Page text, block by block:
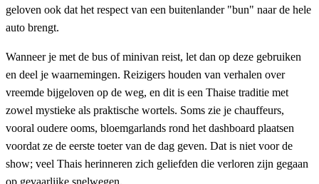
geloven ook dat het respect van een buitenlander "bun" naar de hele
auto brengt.
Wanneer je met de bus of minivan reist, let dan op deze gebruiken
en deel je waarnemingen. Reizigers houden van verhalen over
vreemde bijgeloven op de weg, en dit is een Thaise traditie met
zowel mystieke als praktische wortels. Soms zie je chauffeurs,
vooral oudere ooms, bloemgarlands rond het dashboard plaatsen
voordat ze de eerste toeter van de dag geven. Dat is niet voor de
show; veel Thais herinneren zich geliefden die verloren zijn gegaan
op gevaarlijke snelwegen.